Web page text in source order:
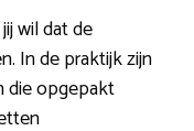
wil dat de
In de praktijk zijn
die opgepakt